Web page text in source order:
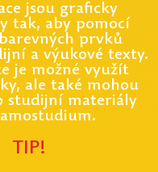
jsou graficky
tak, aby pomocí
prvků
a výukové texty.
je možné využít
ale také mohou
studijní materiály
TIP!